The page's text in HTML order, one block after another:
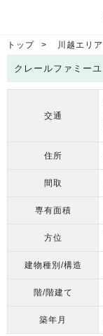
トップ 川越エリア
クレールファミー
交通
住所
間取
専有面積
方位
建物種別/構造
階/階建て
築年月